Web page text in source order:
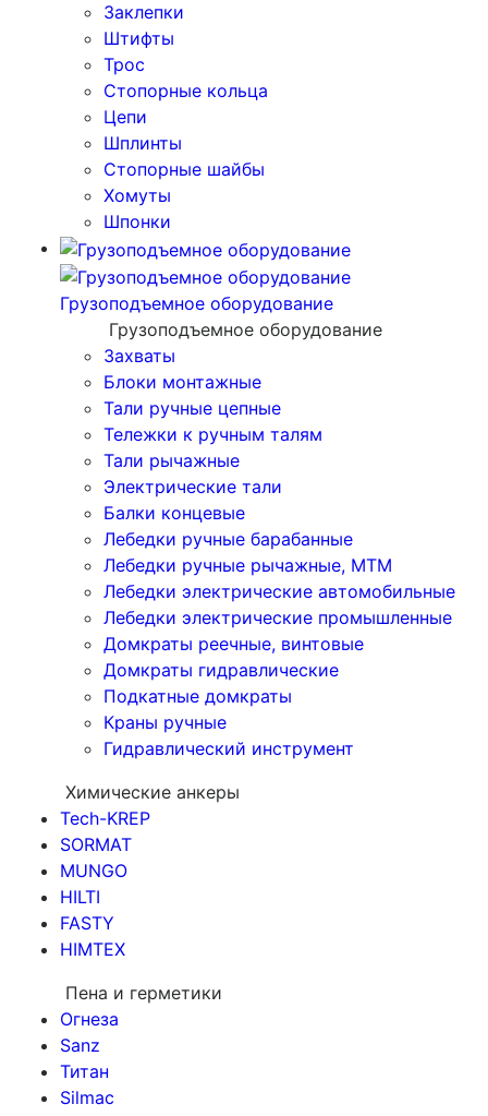
Заклепки
Штифты
Трос
Стопорные кольца
Цепи
Шплинты
Стопорные шайбы
Хомуты
Шпонки
Грузоподъемное оборудование
Грузоподъемное оборудование
Захваты
Блоки монтажные
Тали ручные цепные
Тележки к ручным талям
Тали рычажные
Электрические тали
Балки концевые
Лебедки ручные барабанные
Лебедки ручные рычажные, МТМ
Лебедки электрические автомобильные
Лебедки электрические промышленные
Домкраты реечные, винтовые
Домкраты гидравлические
Подкатные домкраты
Краны ручные
Гидравлический инструмент
Химические анкеры
Tech-KREP
SORMAT
MUNGO
HILTI
FASTY
HIMTEX
Пена и герметики
Огнеза
Sanz
Титан
Silmac